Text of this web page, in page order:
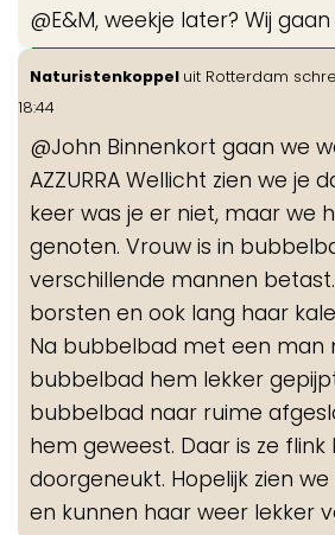
@E&M, weekje later? Wij gaan
Naturistenkoppel uit Rotterdam
18:44
@John Binnenkort gaan we
AZZURRA Wellicht zien we je
keer was je er niet, maar we
genoten. Vrouw is in
verschillende mannen
borsten en ook lang haar
Na bubbelbad met een man
bubbelbad hem lekker
bubbelbad naar ruime
hem geweest. Daar is ze flink
doorgeneukt. Hopelijk zien we
en kunnen haar weer lekker